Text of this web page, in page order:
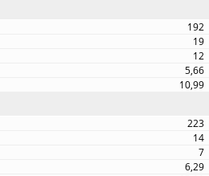
192
19
12
5,66
10,99
223
14
7
6,29